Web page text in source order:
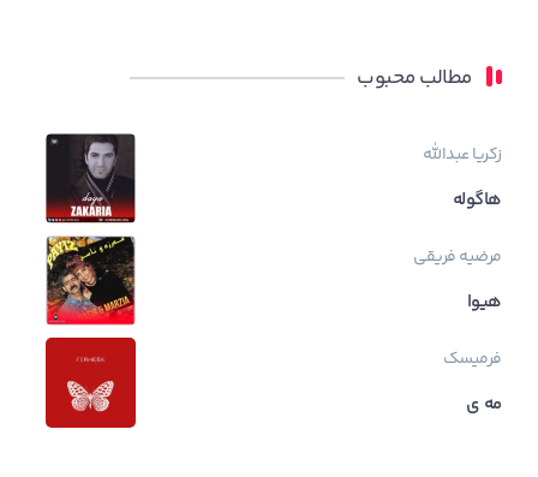
مطالب محبوب
زکریا عبدالله
هاگوله
مرضیه فریقی
هیوا
فرمیسک
مه ی